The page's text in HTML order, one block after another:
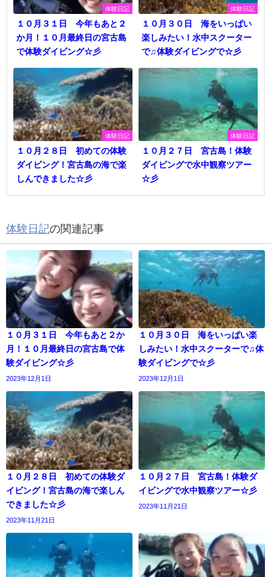
体験日記
１０月３１日 今年もあと２
か月！１０月最終日の宮古島
で体験ダイビング☆彡
体験日記
１０月３０日 海をいっぱい
楽しみたい！水中スクーター
で♫体験ダイビングで☆彡
体験日記
１０月２８日 初めての体験
ダイビング！宮古島の海で楽
しんできました☆彡
体験日記
１０月２７日 宮古島！体験
ダイビングで水中観察ツアー
☆彡
体験日記の関連記事
１０月３１日 今年もあと２か
月！１０月最終日の宮古島で体
験ダイビング☆彡
2023年12月1日
１０月３０日 海をいっぱい楽
しみたい！水中スクーターで♫体
験ダイビングで☆彡
2023年12月1日
１０月２８日 初めての体験ダ
イビング！宮古島の海で楽しん
できました☆彡
2023年11月21日
１０月２７日 宮古島！体験ダ
イビングで水中観察ツアー☆彡
2023年11月21日